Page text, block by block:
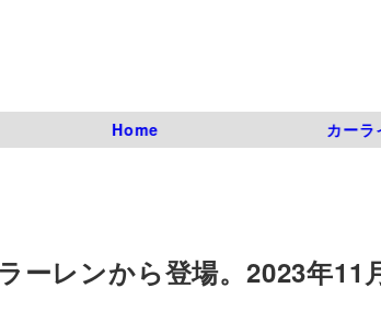
Home カーラ
ーレンから登場。2023年11